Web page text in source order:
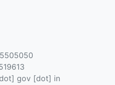
gov [dot] in